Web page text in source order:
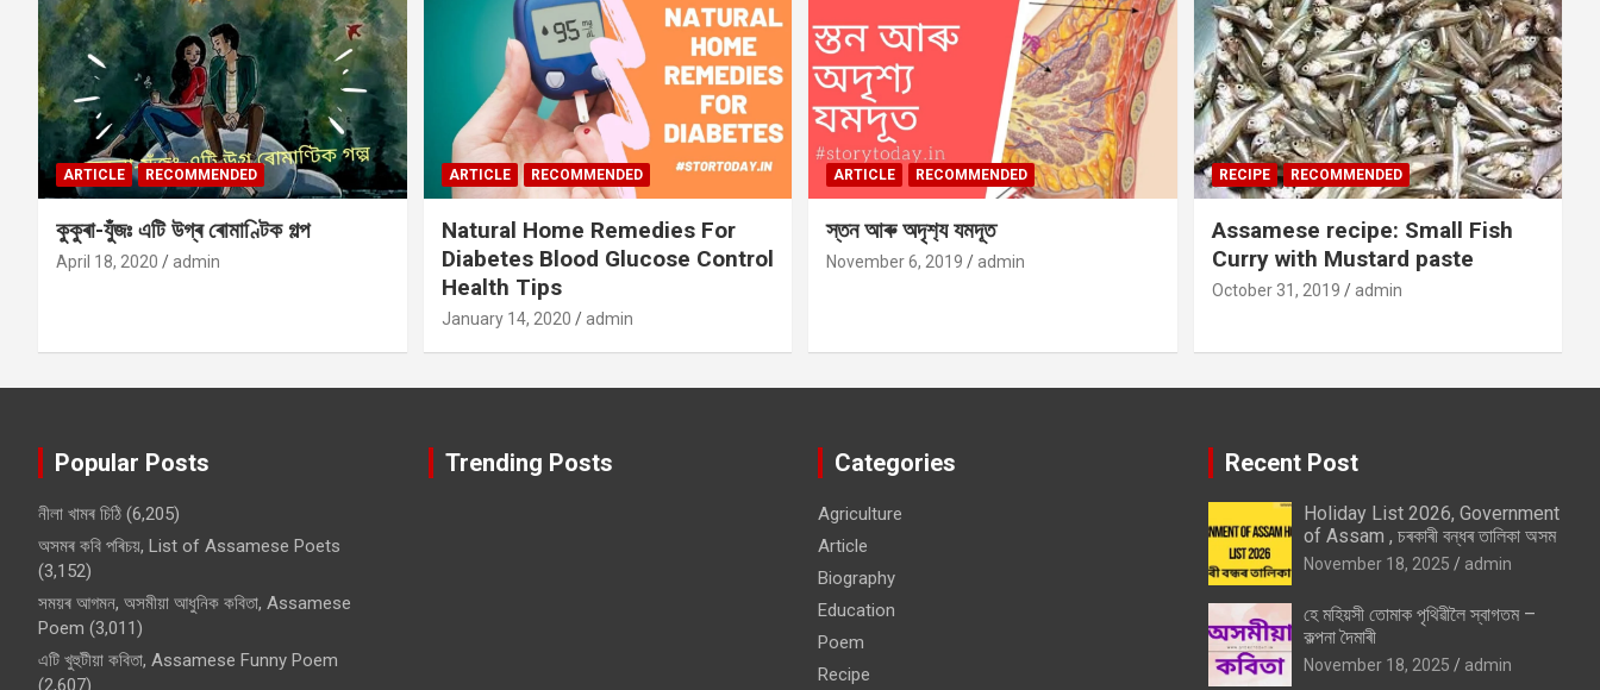
ARTICLE RECOMMENDED
কুকুৰা-যুঁজঃ এটি উগ্ৰ ৰোমাণ্টিক গল্প
April 18, 2020 admin
ARTICLE RECOMMENDED
Natural Home Remedies For
Diabetes Blood Glucose Control
Health Tips
January 14, 2020 admin
ARTICLE RECOMMENDED
স্তন আৰু অদৃশ‍্য যমদূত
November 6, 2019 admin
RECIPE RECOMMENDED
Assamese recipe: Small Fish
Curry with Mustard paste
October 31, 2019 admin
Popular Posts
নীলা খামৰ চিঠি (6,205)
অসমৰ কবি পৰিচয়, List of Assamese Poets
(3,152)
সময়ৰ আগমন, অসমীয়া আধুনিক কবিতা, Assamese
Poem (3,011)
এটি খুহুটীয়া কবিতা, Assamese Funny Poem
(2,607)
Trending Posts Categories
Agriculture
Article
Biography
Education
Poem
Recipe
Recent Post
Holiday List 2026, Government
of Assam , চৰকাৰী বন্ধৰ তালিকা অসম
November 18, 2025 admin
হে মহিয়সী তোমাক পৃথিৱীলৈ স্বাগতম –
কল্পনা দৈমাৰী
November 18, 2025 admin